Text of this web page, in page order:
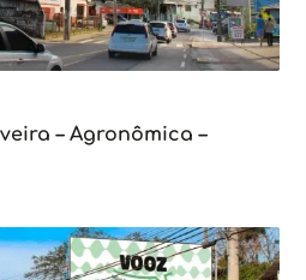
– Agronômica –